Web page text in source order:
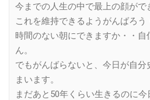
今までの人生の中で最上の顔がで
これを維持できるようがんばろ
時間のない朝にできますか・・
ん。
でもがんばらないと、今日が自分
まいます。
まだあと50年くらい生きるのに